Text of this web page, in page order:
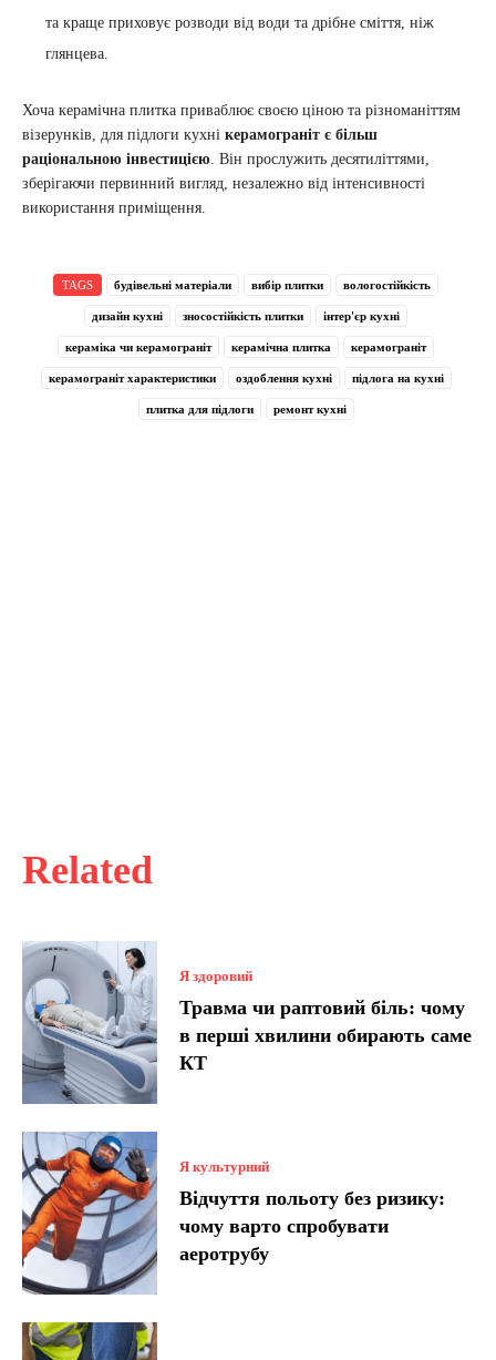
Related
Я здоровий
Травма чи раптовий біль: чому
в перші хвилини обирають саме
КТ
Я культурний
Відчуття польоту без ризику:
чому варто спробувати
аеротрубу
та краще приховує розводи від води та дрібне сміття, ніж
глянцева.
Хоча керамічна плитка приваблює своєю ціною та різноманіттям
візерунків, для підлоги кухні керамограніт є більш
раціональною інвестицією. Він прослужить десятиліттями,
зберігаючи первинний вигляд, незалежно від інтенсивності
використання приміщення.
TAGS будівельні матеріали вибір плитки вологостійкість
дизайн кухні зносостійкість плитки інтер'єр кухні
кераміка чи керамограніт керамічна плитка керамограніт
керамограніт характеристики оздоблення кухні підлога на кухні
плитка для підлоги ремонт кухні